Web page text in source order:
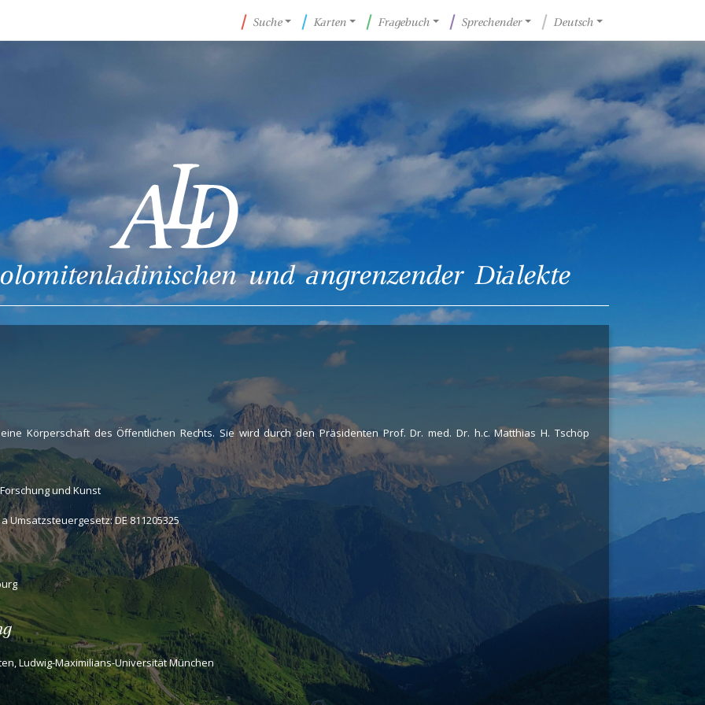
Suche Karten Fragebuch Sprechender Deutsch
und angrenzender Dialekte
Körperschaft des Öffentlichen Rechts. Sie wird durch den Präsidenten Prof. Dr. med. Dr. h.c. Matthias H. Tschöp
und Kunst
DE 811205325
Ludwig-Maximilians-Universität München